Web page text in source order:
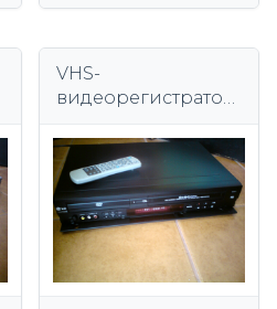
VHS-
видеорегистратор